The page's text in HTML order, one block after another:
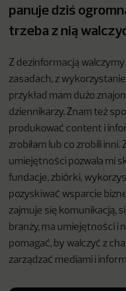
panuje dziś
trzeba z nią
Z dezinformacją walczymy
zasadach, z
przykład mam dużo
dziennikarzy. Znam też
produkować content i
zrobiłam lub co zrobili
umiejętności pozwala mi
fundacje, zbiórki,
pozyskiwać wsparcie
zajmuje się komunikacją,
branży, ma umiejętności i
pomagać, by walczyć z
zarządzać mediami i